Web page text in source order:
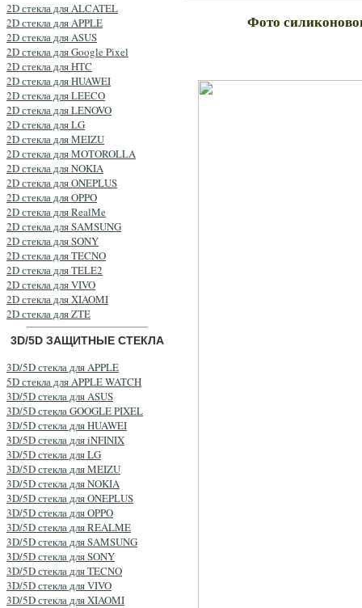
2D стекла для ALCATEL
2D стекла для APPLE
2D стекла для ASUS
2D стекла для Google Pixel
2D стекла для HTC
2D стекла для HUAWEI
2D стекла для LEECO
2D стекла для LENOVO
2D стекла для LG
2D стекла для MEIZU
2D стекла для MOTOROLLA
2D стекла для NOKIA
2D стекла для ONEPLUS
2D стекла для OPPO
2D стекла для RealMe
2D стекла для SAMSUNG
2D стекла для SONY
2D стекла для TECNO
2D стекла для TELE2
2D стекла для VIVO
2D стекла для XIAOMI
2D стекла для ZTE
3D/5D ЗАЩИТНЫЕ СТЕКЛА
3D/5D стекла для APPLE
5D стекла для APPLE WATCH
3D/5D стекла для ASUS
3D/5D стекла GOOGLE PIXEL
3D/5D стекла для HUAWEI
3D/5D стекла для iNFINIX
3D/5D стекла для LG
3D/5D стекла для MEIZU
3D/5D стекла для NOKIA
3D/5D стекла для ONEPLUS
3D/5D стекла для OPPO
3D/5D стекла для REALME
3D/5D стекла для SAMSUNG
3D/5D стекла для SONY
3D/5D стекла для TECNO
3D/5D стекла для VIVO
3D/5D стекла для XIAOMI
Фото